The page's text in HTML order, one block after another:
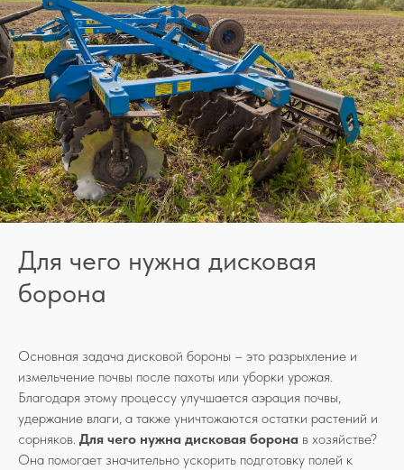
Для чего нужна дисковая
борона
Основная задача дисковой бороны – это разрыхление и
измельчение почвы после пахоты или уборки урожая.
Благодаря этому процессу улучшается аэрация почвы,
удержание влаги, а также уничтожаются остатки растений и
сорняков. Для чего нужна дисковая борона в хозяйстве?
Она помогает значительно ускорить подготовку полей к